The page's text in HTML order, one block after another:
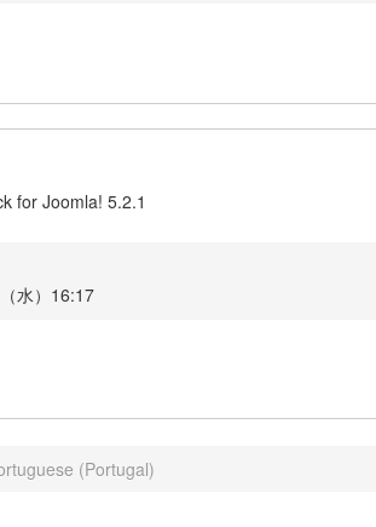
for Joomla! 5.2.1
水）16:17
(Portugal)